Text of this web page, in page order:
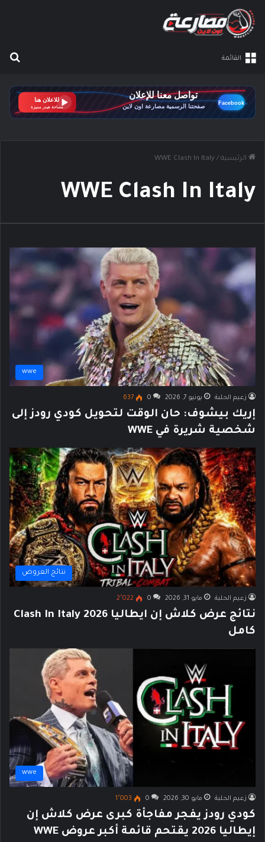
القائمة
الرئيسية /
WWE Clash In Italy
WWE Clash In Italy
wwe
زعيم الحلبة يونيو 7, 2026 0
637
إريك بيشوف: حان الوقت لتحويل كودي رودز إلى
شخصية شريرة في WWE
نتائج العروض
زعيم الحلبة مايو 31, 2026 0 2٬022
نتائج عرض كلاش إن ايطاليا 2026 Clash In Italy
كامل
wwe
زعيم الحلبة مايو 30, 2026 0 1٬003
كودي رودز يفجر مفاجأة كبرى عرض كلاش إن
إيطاليا 2026 يقتحم قائمة أكبر عروض WWE